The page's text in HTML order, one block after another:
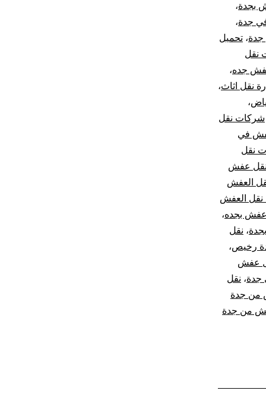
بجدة،
جدة،
، تحميل
نقل
جده،
نقل اثاث،
،
شركات نقل
في
نقل
عفش
العفش
العفش
بجده،
، نقل
رخيص،
عفش
جدة، نقل
من جدة
من جدة